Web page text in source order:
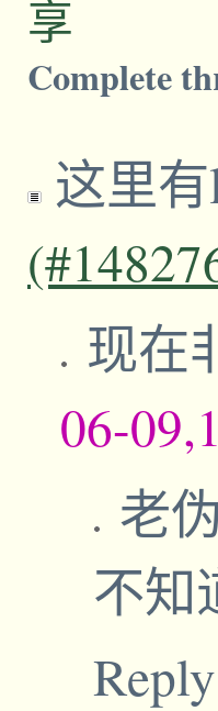
享
Complete
这里
现在
06-
老
不知
Reply